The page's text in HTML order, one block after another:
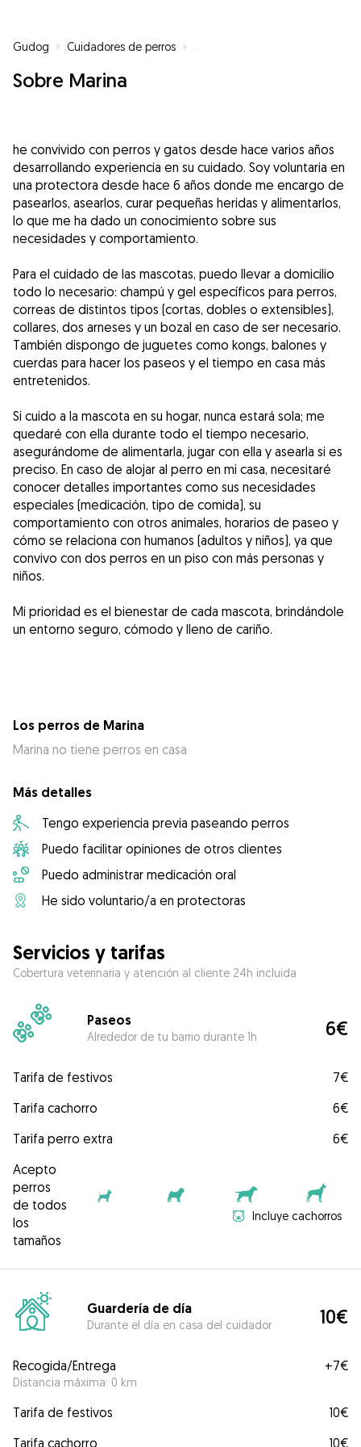
Gudog » Cuidadores de perros »
Sobre Marina
he convivido con perros y gatos desde hace varios años
desarrollando experiencia en su cuidado. Soy voluntaria en
una protectora desde hace 6 años donde me encargo de
pasearlos, asearlos, curar pequeñas heridas y alimentarlos,
lo que me ha dado un conocimiento sobre sus
necesidades y comportamiento.
Para el cuidado de las mascotas, puedo llevar a domicilio
todo lo necesario: champú y gel específicos para perros,
correas de distintos tipos (cortas, dobles o extensibles),
collares, dos arneses y un bozal en caso de ser necesario.
También dispongo de juguetes como kongs, balones y
cuerdas para hacer los paseos y el tiempo en casa más
entretenidos.
Si cuido a la mascota en su hogar, nunca estará sola; me
quedaré con ella durante todo el tiempo necesario,
asegurándome de alimentarla, jugar con ella y asearla si es
preciso. En caso de alojar al perro en mi casa, necesitaré
conocer detalles importantes como sus necesidades
especiales (medicación, tipo de comida), su
comportamiento con otros animales, horarios de paseo y
cómo se relaciona con humanos (adultos y niños), ya que
convivo con dos perros en un piso con más personas y
niños.
Mi prioridad es el bienestar de cada mascota, brindándole
un entorno seguro, cómodo y lleno de cariño.
Los perros de Marina
Marina no tiene perros en casa
Más detalles
Tengo experiencia previa paseando perros
Puedo facilitar opiniones de otros clientes
Puedo administrar medicación oral
He sido voluntario/a en protectoras
Servicios y tarifas
Cobertura veterinaria y atención al cliente 24h incluida
Paseos
Alrededor de tu barrio durante 1h 6€
Tarifa de festivos
7€
Tarifa cachorro
6€
Tarifa perro extra
6€
Acepto
perros
de todos
los
tamaños
Incluye cachorros
Guardería de día
Durante el día en casa del cuidador 10€
Recogida/Entrega
Distancia máxima: 0 km
+7€
Tarifa de festivos
10€
Tarifa cachorro
10€